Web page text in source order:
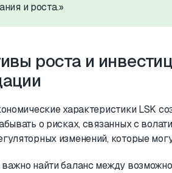
и роста.»
роста и
характеристики LSK
о рисках, связанных с
изменений, которые
найти баланс между